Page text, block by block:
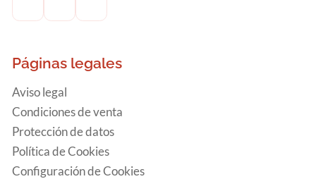
Páginas legales
Aviso legal
Condiciones de venta
Protección de datos
Política de Cookies
Configuración de Cookies